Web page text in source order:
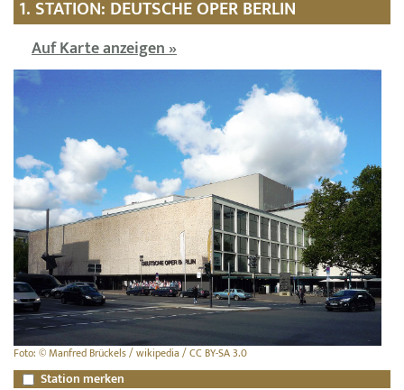
1. STATION: DEUTSCHE OPER BERLIN
Auf Karte anzeigen »
Foto: © Manfred Brückels / wikipedia / CC BY-SA 3.0
Station merken